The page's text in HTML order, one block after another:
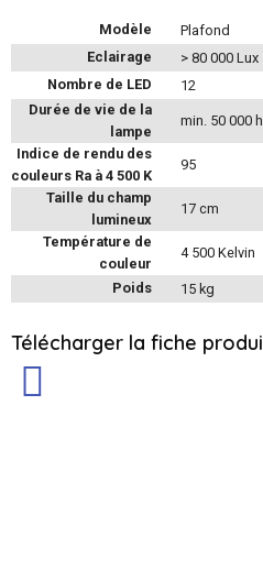
Modèle
Plafond
Eclairage
> 80 000 Lux
Nombre de LED
12
Durée de vie de la
lampe
min. 50 000
Indice de rendu des
couleurs Ra à 4 500 K
95
Taille du champ
lumineux
17 cm
Température de
couleur
4 500 Kelvin
Poids 15 kg
Télécharger la fiche